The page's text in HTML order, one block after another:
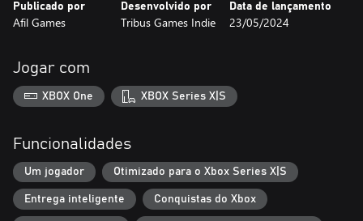
Explore 45 níveis emocionantes.
Com 45 níveis exclusivos, cada um mais intrigante que o outro,
jogo que vai mantê-lo entretido por muito tempo.
Publicado por
Afil Games
Desenvolvido por
Tribus Games Indie
Data de lançamento
23/05/2024
Jogar com
XBOX One XBOX Series X|S
Funcionalidades
Um jogador Otimizado para o Xbox Series X|S
Entrega inteligente Conquistas do Xbox